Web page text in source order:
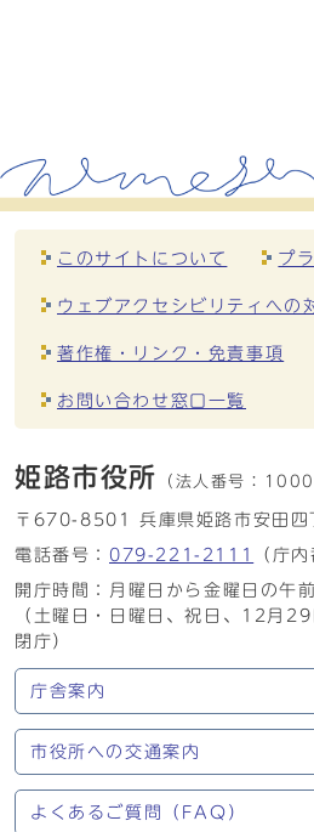
このサイトについて プ
ウェブアクセシビリティへの
著作権・リンク・免責事項
お問い合わせ窓口一覧
姫路市役所 （法人番号：
〒670-8501 兵庫県姫路市安田四
電話番号： 079-221-2111
（庁
開庁時間：月曜日から金曜日の午
（土曜日・日曜日、祝日、12月
閉庁）
庁舎案内
市役所への交通案内
よくあるご質問（FAQ）